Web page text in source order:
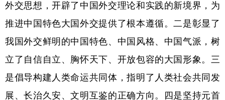
外交思想，开辟了中国外交理论和实践的新境界，为
推进中国特色大国外交提供了根本遵循。二是彰显了
我国外交鲜明的中国特色、中国风格、中国气派，树
立了自信自立、胸怀天下、开放包容的大国形象。三
是倡导构建人类命运共同体，指明了人类社会共同发
展、长治久安、文明互鉴的正确方向。四是坚持元首